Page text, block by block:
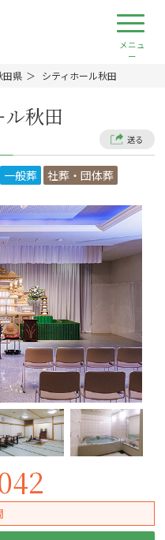
田県 シティホール秋田
ル秋田
送る
一般葬 社葬・団体葬